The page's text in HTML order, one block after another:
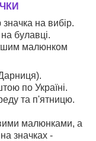
на вибір.
булавці.
малюнком
по Україні.
та п'ятницю.
малюнками, а
значках -